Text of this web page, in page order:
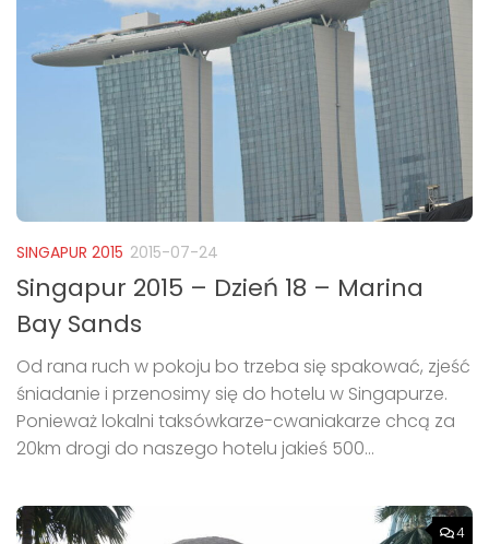
SINGAPUR 2015 2015-07-24
Singapur 2015 – Dzień 18 – Marina
Bay Sands
Od rana ruch w pokoju bo trzeba się spakować, zjeść
śniadanie i przenosimy się do hotelu w Singapurze.
Ponieważ lokalni taksówkarze-cwaniakarze chcą za
20km drogi do naszego hotelu jakieś 500...
4